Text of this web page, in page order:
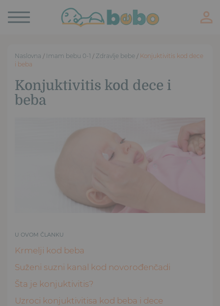
Toggle
navigation
Naslovna / Imam bebu 0-1 / Zdravlje bebe / Konjuktivitis kod dece
i beba
Konjuktivitis kod dece i
beba
U OVOM ČLANKU
Krmelji kod beba
Suženi suzni kanal kod novorođenčadi
Šta je konjuktivitis?
Uzroci konjuktivitisa kod beba i dece